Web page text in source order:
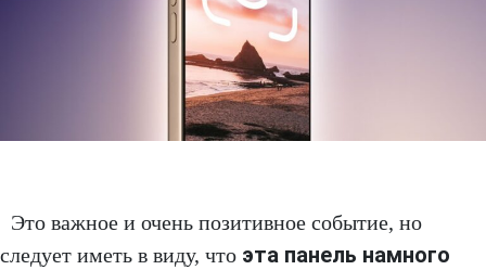
Это важное и очень позитивное событие, но
следует иметь в виду, что эта панель намного